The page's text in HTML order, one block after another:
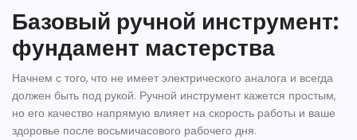
Базовый ручной инструмент:
фундамент мастерства
Начнем с того, что не имеет электрического аналога и всегда
должен быть под рукой. Ручной инструмент кажется простым,
но его качество напрямую влияет на скорость работы и ваше
здоровье после восьмичасового рабочего дня.